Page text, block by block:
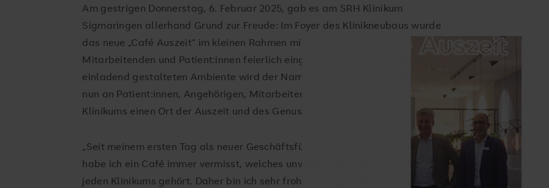
Am gestrigen Donnerstag, 6. Februar 2025, gab es am SRH Klinikum
Sigmaringen allerhand Grund zur Freude: Im Foyer des Klinikneubaus wurde
das neue „Café Auszeit“ im kleinen Rahmen mit geladenen Gästen,
Mitarbeitenden und Patient:innen feierlich eingeweiht. In einem modern und
einladend gestalteten Ambiente wird der Name Programm und bietet von
nun an Patient:innen, Angehörigen, Mitarbeitenden sowie Besuchenden des
Klinikums einen Ort der Auszeit und des Genusses.
„Seit meinem ersten Tag als neuer Geschäftsführer vor rund zehn Monaten
habe ich ein Café immer vermisst, welches unweigerlich zum Alltag eines
jeden Klinikums gehört. Daher bin ich sehr froh darüber, dass wir unser neues